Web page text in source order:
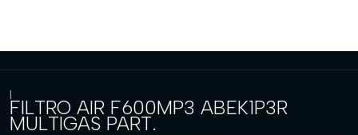
|
FILTRO AIR F600MP3 ABEK1P3R
MULTIGAS PART.